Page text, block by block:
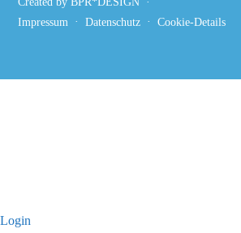
Impressum ·Datenschutz ·Cookie-Details
Login